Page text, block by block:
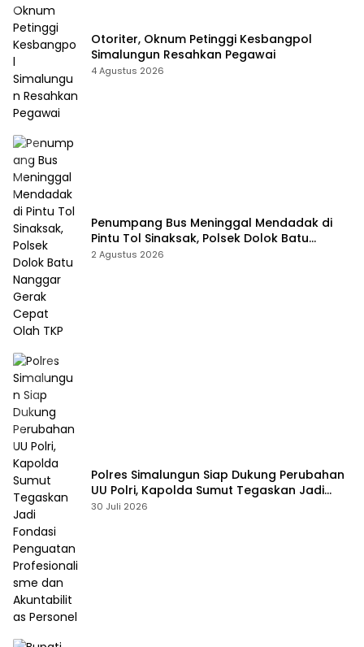
Otoriter, Oknum Petinggi Kesbangpol
Simalungun Resahkan Pegawai
4 Agustus 2026
Penumpang Bus Meninggal Mendadak di
Pintu Tol Sinaksak, Polsek Dolok Batu
Nanggar Gerak Cepat Olah TKP
2 Agustus 2026
Polres Simalungun Siap Dukung Perubahan
UU Polri, Kapolda Sumut Tegaskan Jadi
Fondasi Penguatan Profesionalisme dan
30 Juli 2026